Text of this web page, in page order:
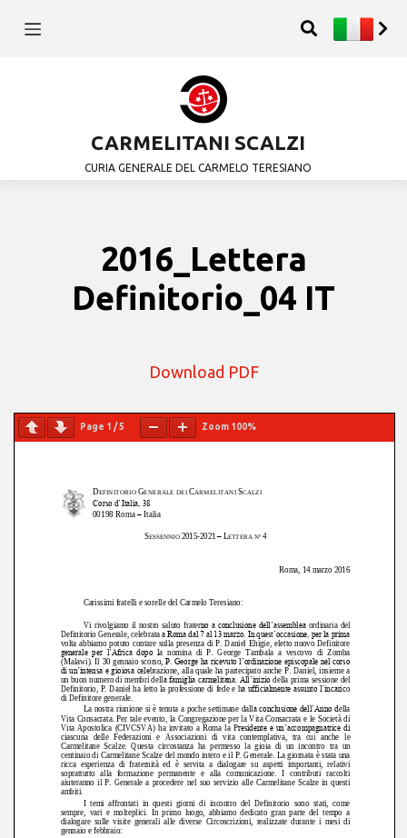
CARMELITANI SCALZI
CURIA GENERALE DEL CARMELO TERESIANO
2016_Lettera
Definitorio_04 IT
Download PDF
Page 1 /5 Zoom 100%